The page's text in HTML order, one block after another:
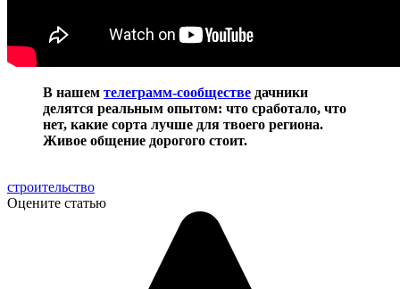
В нашем телеграмм-сообществе дачники
делятся реальным опытом: что сработало, что
нет, какие сорта лучше для твоего региона.
Живое общение дорогого стоит.
строительство
Оцените статью